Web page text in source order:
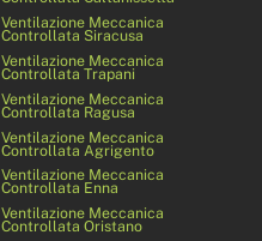
Ventilazione Meccanica
Controllata Siracusa
Ventilazione Meccanica
Controllata Trapani
Ventilazione Meccanica
Controllata Ragusa
Ventilazione Meccanica
Controllata Agrigento
Ventilazione Meccanica
Controllata Enna
Ventilazione Meccanica
Controllata Oristano